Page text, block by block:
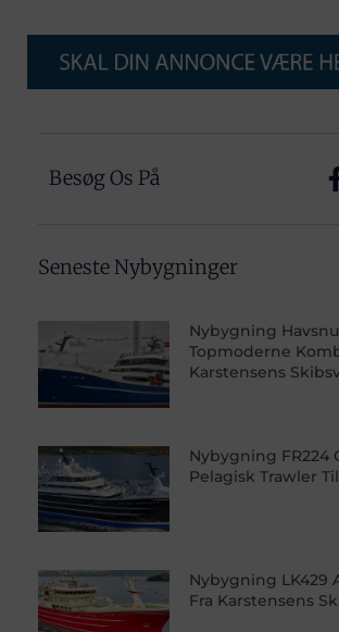
Besøg Os På
Seneste Nybygninger
Nybygning
Topmoderne
Karstensens
Nybygning FR224
Pelagisk Trawler
Nybygning LK429
Fra Karstensens